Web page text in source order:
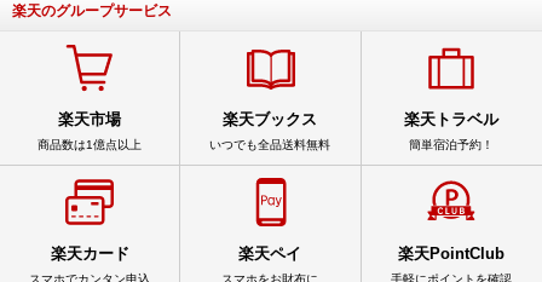
楽天のグループサービス
楽天市場
商品数は1億点以上
楽天ブックス
いつでも全品送料無料
楽天トラベル
簡単宿泊予約！
楽天カード
スマホでカンタン申込
楽天ペイ
スマホをお財布に
楽天PointClub
手軽にポイントを確認